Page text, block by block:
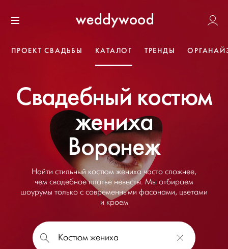
к содержанию
Weddywood
ПРОЕКТ СВАДЬБЫ КАТАЛОГ ТРЕНДЫ
Свадебный костюм
жениха
Воронеж
Найти стильный костюм жениха часто сложнее,
чем свадебное платье невесты. Мы отбираем
шоурумы только с современными фасонами, цветами
и кроем